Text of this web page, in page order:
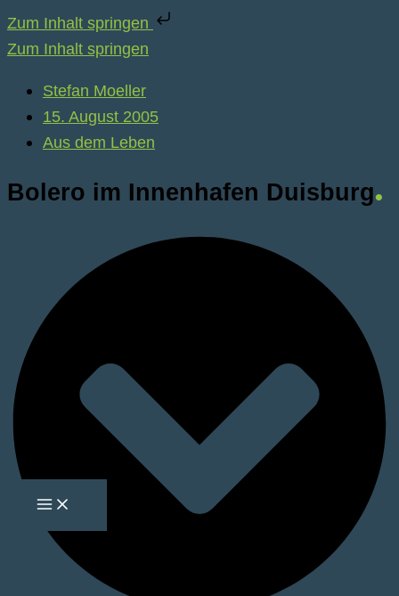
Zum Inhalt springen
Zum Inhalt springen
Stefan Moeller
15. August 2005
Aus dem Leben
Bolero im Innenhafen Duisburg